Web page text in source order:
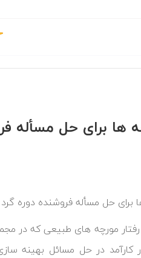
ها برای حل مسأله
رفتار مورچه های طبیعی که در
کارآمد در حل مسائل بهینه